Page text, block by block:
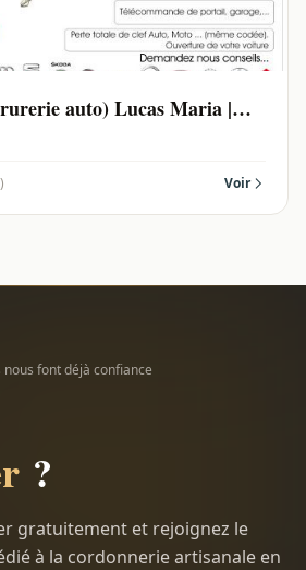
auto) Lucas Maria |
Voir
font déjà confiance
?
gratuitement et rejoignez le
à la cordonnerie artisanale en